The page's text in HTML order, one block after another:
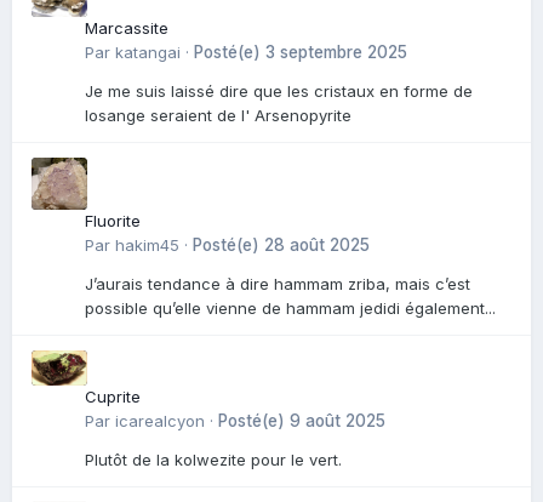
Marcassite
Par katangai · Posté(e) 3 septembre 2025
Je me suis laissé dire que les cristaux en forme de
losange seraient de l' Arsenopyrite
Fluorite
Par hakim45 · Posté(e) 28 août 2025
J’aurais tendance à dire hammam zriba, mais c’est
possible qu’elle vienne de hammam jedidi également...
Cuprite
Par icarealcyon · Posté(e) 9 août 2025
Plutôt de la kolwezite pour le vert.